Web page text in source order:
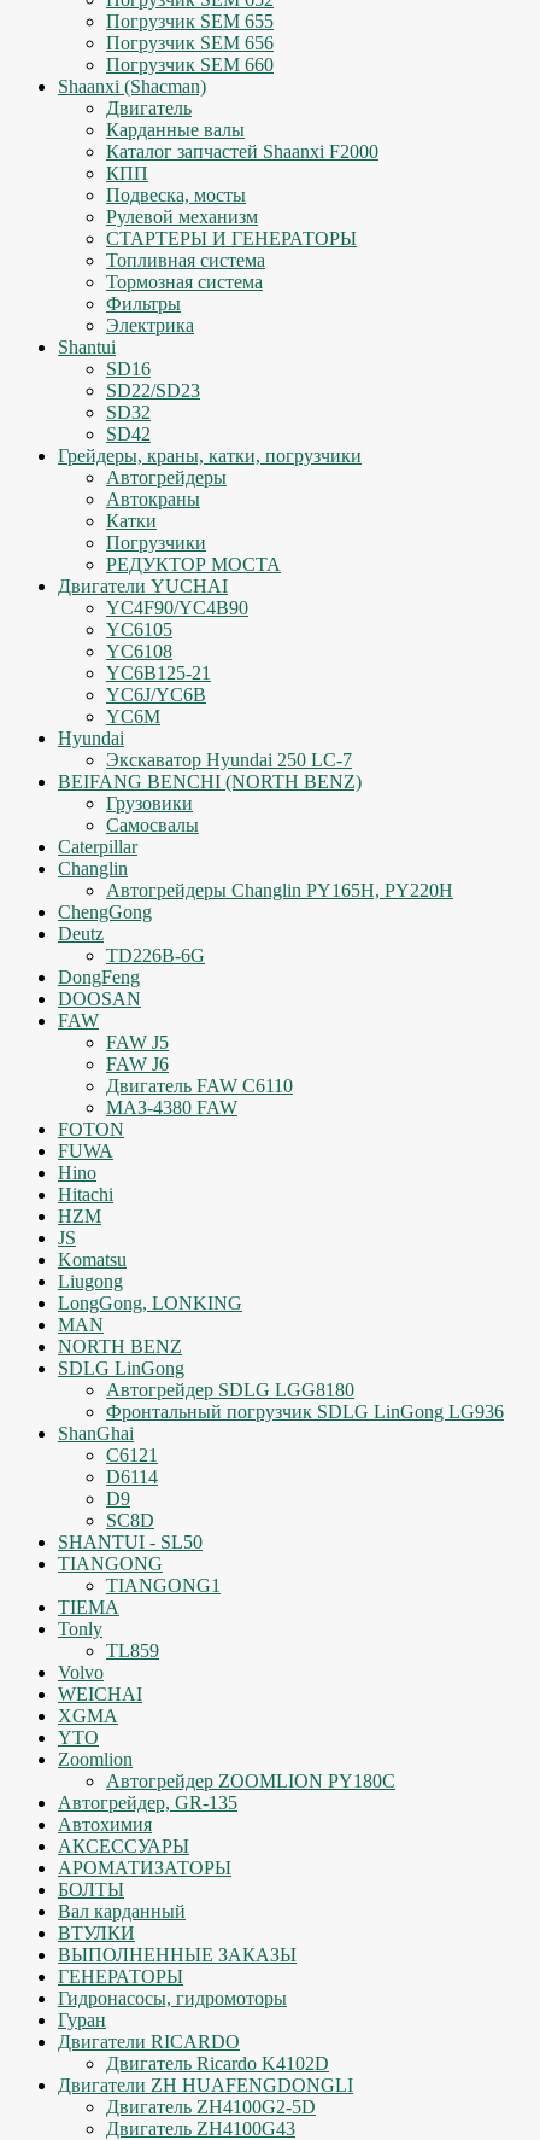
Погрузчик SEM 655
Погрузчик SEM 656
Погрузчик SEM 660
Shaanxi (Shacman)
Двигатель
Карданные валы
Каталог запчастей Shaanxi F2000
КПП
Подвеска, мосты
Рулевой механизм
СТАРТЕРЫ И ГЕНЕРАТОРЫ
Топливная система
Тормозная система
Фильтры
Электрика
Shantui
SD16
SD22/SD23
SD32
SD42
Грейдеры, краны, катки, погрузчики
Автогрейдеры
Автокраны
Катки
Погрузчики
РЕДУКТОР МОСТА
Двигатели YUCHAI
YC4F90/YC4B90
YC6105
YC6108
YC6B125-21
YC6J/YC6B
YC6M
Hyundai
Экскаватор Hyundai 250 LC-7
BEIFANG BENCHI (NORTH BENZ)
Грузовики
Самосвалы
Caterpillar
Changlin
Автогрейдеры Changlin PY165H, PY220H
ChengGong
Deutz
TD226B-6G
DongFeng
DOOSAN
FAW
FAW J5
FAW J6
Двигатель FAW C6110
МАЗ-4380 FAW
FOTON
FUWA
Hino
Hitachi
HZM
JS
Komatsu
Liugong
LongGong, LONKING
MAN
NORTH BENZ
SDLG LinGong
Автогрейдер SDLG LGG8180
Фронтальный погрузчик SDLG LinGong LG936
ShanGhai
C6121
D6114
D9
SC8D
SHANTUI - SL50
TIANGONG
TIANGONG1
TIEMA
Tonly
TL859
Volvo
WEICHAI
XGMA
YTO
Zoomlion
Автогрейдер ZOOMLION PY180C
Автогрейдер, GR-135
Автохимия
АКСЕССУАРЫ
АРОМАТИЗАТОРЫ
БОЛТЫ
Вал карданный
ВТУЛКИ
ВЫПОЛНЕННЫЕ ЗАКАЗЫ
ГЕНЕРАТОРЫ
Гидронасосы, гидромоторы
Гуран
Двигатели RICARDO
Двигатель Ricardo K4102D
Двигатели ZH HUAFENGDONGLI
Двигатель ZH4100G2-5D
Двигатель ZH4100G43